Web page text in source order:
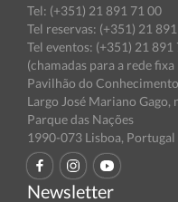
Tel: (+351) 21 891 71 00
Tel reservas: (+351) 21
Tel eventos: (+351) 21 891
(chamadas para a rede
Pavilhão do
Largo José Mariano Gago,
Parque das Nações
1990-073 Lisboa, Portugal
Newsletter